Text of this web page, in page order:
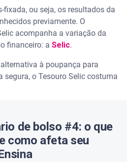
Selic
com o aplicativo da
fixada, ou seja, os resultados da
previamente. O
acompanha a variação da
financeiro: a Selic.
à poupança para
segura, o Tesouro Selic costuma
de bolso #4: o que
como afeta seu